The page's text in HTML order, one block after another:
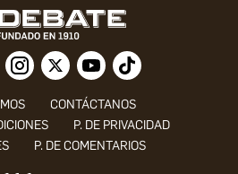
CONTÁCTANOS
P. DE PRIVACIDAD
P. DE COMENTARIOS